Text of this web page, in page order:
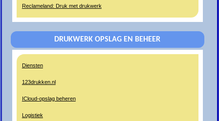
Reclameland: Druk met drukwerk
DRUKWERK OPSLAG EN BEHEER
Diensten
123drukken.nl
ICloud-opslag beheren
Logistiek